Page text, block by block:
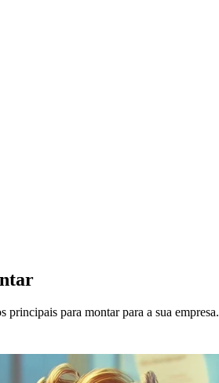
principais para montar para a sua empresa.